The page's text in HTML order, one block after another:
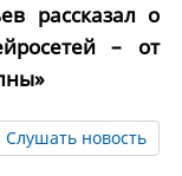
рассказал о
– от
Слушать новость